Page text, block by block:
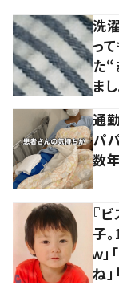
洗
っ
た“
まし
通
パ
数
『
子
ｗ
ね」